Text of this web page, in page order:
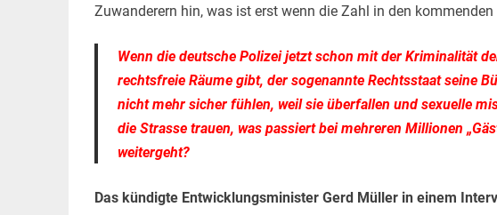
Zuwanderern hin, was ist erst wenn die Zahl in den
Wenn die deutsche Polizei jetzt schon mit der Kriminalität
rechtsfreie Räume gibt, der sogenannte Rechtsstaat seine
nicht mehr sicher fühlen, weil sie überfallen und sexuelle
die Strasse trauen, was passiert bei mehreren Millionen
weitergeht?
Das kündigte Entwicklungsminister Gerd Müller in einem